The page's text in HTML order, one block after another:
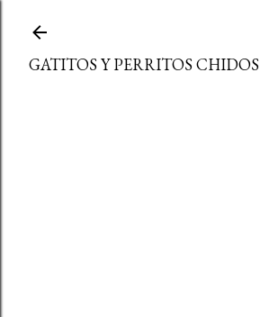
GATITOS Y PERRITOS CHIDOS